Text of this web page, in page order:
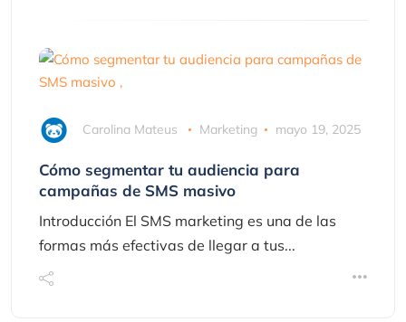
Carolina Mateus Marketing mayo 19, 2025
Cómo segmentar tu audiencia para
campañas de SMS masivo
Introducción El SMS marketing es una de las
formas más efectivas de llegar a tus...